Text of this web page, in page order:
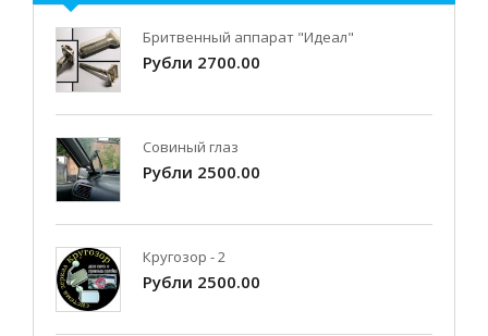
Бритвенный аппарат "Идеал"
Рубли 2700.00
Совиный глаз
Рубли 2500.00
Кругозор - 2
Рубли 2500.00